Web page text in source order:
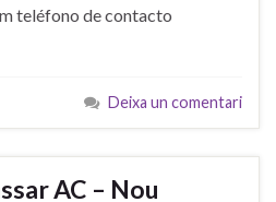
teléfono de contacto
Deixa un comentari
AC – Nou